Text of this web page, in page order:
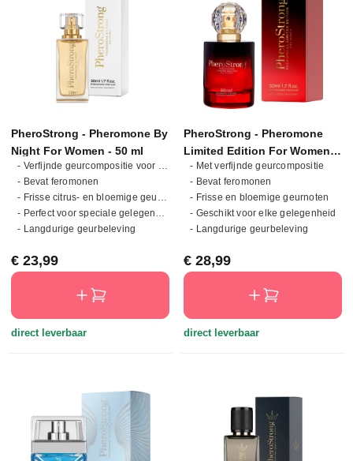
PheroStrong - Pheromone By
Night For Women - 50 ml
- Verfijnde geurcompositie voor de avond
- Bevat feromonen
- Frisse citrus- en bloemige geurnoten
- Perfect voor speciale gelegenheden
- Langdurige geurbeleving
Normale prijs:
€ 23,99
direct leverbaar
PheroStrong - Pheromone
Limited Edition For Women -
50 ml
- Met verfijnde geurcompositie
- Bevat feromonen
- Frisse en bloemige geurnoten
- Geschikt voor elke gelegenheid
- Langdurige geurbeleving
Normale prijs:
€ 28,99
direct leverbaar